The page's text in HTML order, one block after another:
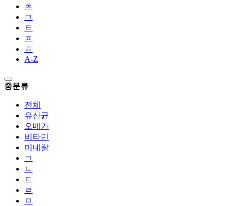
ㅊ
ㅋ
ㅌ
ㅍ
ㅎ
A-Z
중분류
전체
유산균
오메가
비타민
미네랄
ㄱ
ㄴ
ㄷ
ㄹ
ㅁ